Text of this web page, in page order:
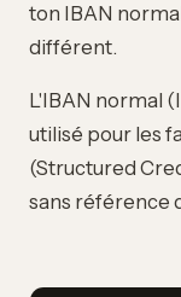
ton IBAN
différent.
L'IBAN normal
utilisé pour les
(Structured
sans référence